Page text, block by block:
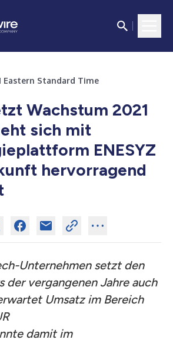
Eastern Standard Time
Wachstum 2021
sich mit
ENESYZ
hervorragend
Unternehmen setzt den
der vergangenen Jahre auch
Umsatz im Bereich
damit im